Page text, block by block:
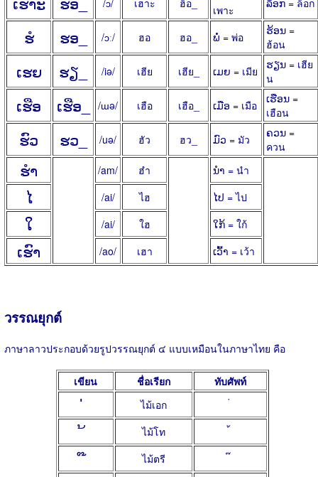
เพาะ
ຮໍ ຮອ_ /ɔː/ ฮอ ฮอ_ ພໍ່ = พ่อ
ຮ້ອນ =
ฮ้อน
ເຮຍ ຮຽ_ /iə/ เฮีย เฮีย_ ເມຍ = เมีย
ຮຽນ = เฮีย
น
ເຮືອ ເຮືອ_ /ɯə/ เฮือ เฮือ_ ເມືອ = เมือ
ເຮືອນ =
เฮือน
ຮົວ ຮວ_ /uə/ ฮัว ฮว_ ມົວ = มัว
ຄວນ =
ควน
ຮຳ /am/ ฮำ ນຳ = นำ
ໄ /ai/ ไฮ ໄປ = ไป
ໃ /ai/ ใฮ ໃກ້ = ใก้
ເຮົາ /ao/ เฮา ເວົ້າ = เว้า
วรรณยุกต์
ภาษาลาวประกอบด้วยรูปวรรณยุกต์ ๔ แบบเหมือนในภาษาไทย คือ
เขียน ชื่อเรียก
ทับศัพท์
ไม้เอก
ไม้โท
ไม้ตรี